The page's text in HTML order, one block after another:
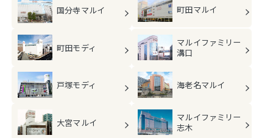
国分寺マルイ 町田マルイ
町田モディ
マルイファミリー
溝口
戸塚モディ 海老名マルイ
大宮マルイ
マルイファミリー
志木